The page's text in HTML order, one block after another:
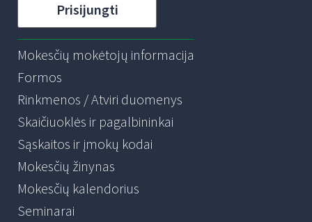
Prisijungti
Mokesčių mokėtojų informacija
Formos
Rinkmenos / Atviri duomenys
Skaičiuoklės ir pagalbininkai
Sąskaitos ir įmokų kodai
Mokesčių žinynas
Mokesčių kalendorius
Seminarai